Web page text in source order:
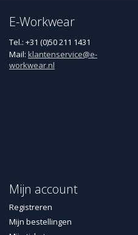
E-Workwear
Tel.: +31 (0)50 211 1431
Mail: klantenservice@e-
workwear.nl
Mijn account
Registreren
Mijn bestellingen